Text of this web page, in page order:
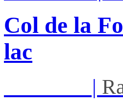
Col de la
lac
|